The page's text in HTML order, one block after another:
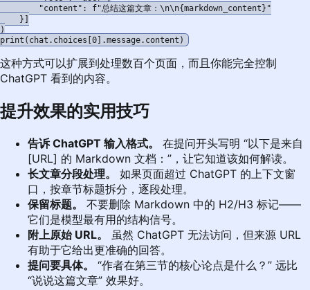
        "content": f"总结这篇文章：\n\n{markdown_content}"
    }]
)
这种方式可以扩展到处理数百个页面，而且你能完全控制
ChatGPT 看到的内容。
提升效果的实用技巧
告诉 ChatGPT 输入格式。
在提问开头写明 “以下是来自
[URL] 的 Markdown 文档：”，让它知道该如何解读。
长文章分段处理。
如果页面超过 ChatGPT 的上下文窗
口，按章节标题拆分，逐段处理。
保留标题。
不要删除 Markdown 中的 H2/H3 标记——
它们是模型最有用的结构信号。
附上原始 URL。
虽然 ChatGPT 无法访问，但来源 URL
有助于它给出更准确的回答。
提问要具体。
“作者在第三节的核心论点是什么？” 远比
“说说这篇文章” 效果好。